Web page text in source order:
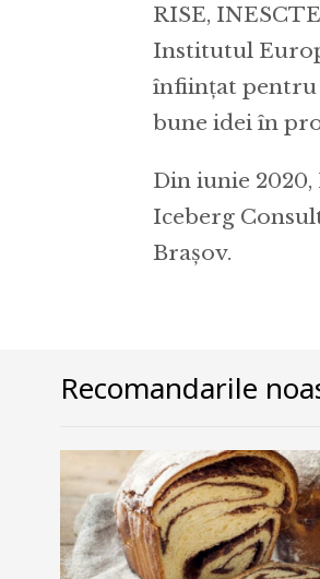
RISE,
Institutul
înființat pentru
bune idei în
Din iunie
Iceberg
Brașov.
Recomandarile